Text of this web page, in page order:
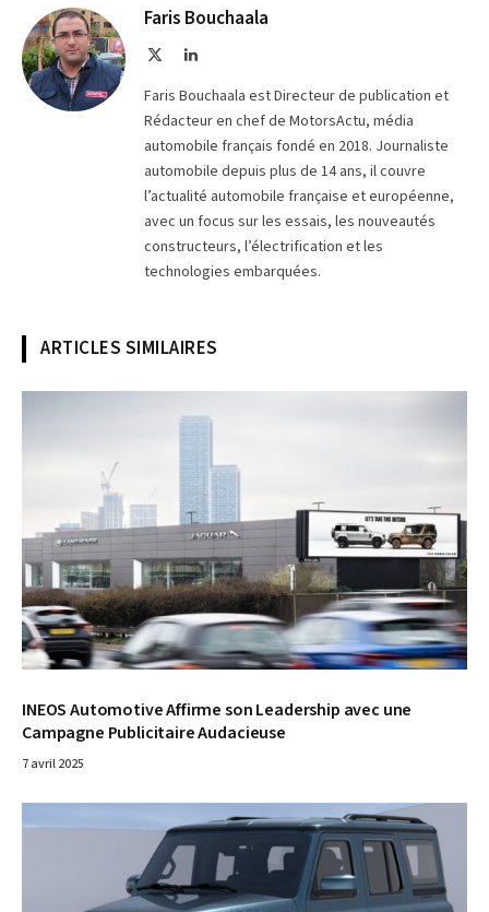
Telegram
Faris Bouchaala
LinkedIn
Faris Bouchaala est Directeur de publication et
Rédacteur en chef de MotorsActu, média
automobile français fondé en 2018. Journaliste
automobile depuis plus de 14 ans, il couvre
l’actualité automobile française et européenne,
avec un focus sur les essais, les nouveautés
constructeurs, l’électrification et les
technologies embarquées.
ARTICLES SIMILAIRES
INEOS Automotive Affirme son Leadership avec une
Campagne Publicitaire Audacieuse
7 avril 2025